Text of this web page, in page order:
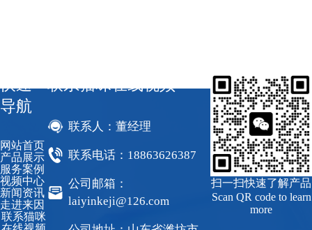
快速
导航
网站首页
产品展示
服务案例
视频中心
新闻资讯
走进来因
联系猫咪
联系猫咪在线视频
联系人：董经理
联系电话：18863626387
公司邮箱：
laiyinkeji@126.com
扫一扫快速了解产品
Scan QR code to learn
more